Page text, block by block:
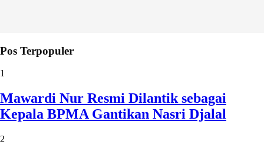
Pos Terpopuler
1
Mawardi Nur Resmi Dilantik sebagai
Kepala BPMA Gantikan Nasri Djalal
2